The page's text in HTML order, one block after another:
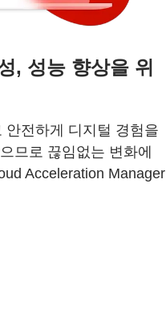
, 성능 향상을 위
안전하게 디지털 경험을
므로 끊임없는 변화에
Acceleration Manager